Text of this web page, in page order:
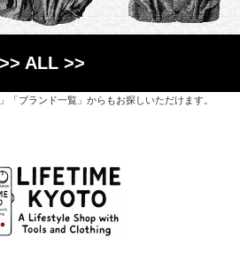
>> ALL >>
「ブランド一覧」からもお探しいただけます。
ンアイテムが中心の
イルショップです。
町21（1階と2階）